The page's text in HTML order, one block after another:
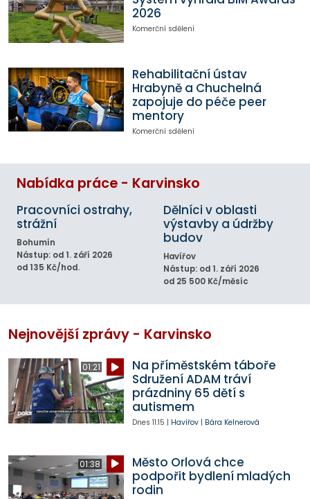
2026
Komerční sdělení
Rehabilitační ústav
Hrabyně a Chuchelná
zapojuje do péče peer
mentory
Komerční sdělení
Nabídka práce - Karvinsko
Pracovníci ostrahy,
strážní
Bohumín
Nástup: od 1. září 2026
od 135 Kč/hod.
Dělníci v oblasti
výstavby a údržby
budov
Havířov
Nástup: od 1. září 2026
od 25 500 Kč/měsíc
Nejnovější zprávy - Karvinsko
01:21
Na příměstském táboře
Sdružení ADAM tráví
prázdniny 65 dětí s
autismem
Dnes 11:15 | Havířov| Bára Kelnerová
01:38
Město Orlová chce
podpořit bydlení mladých
rodin